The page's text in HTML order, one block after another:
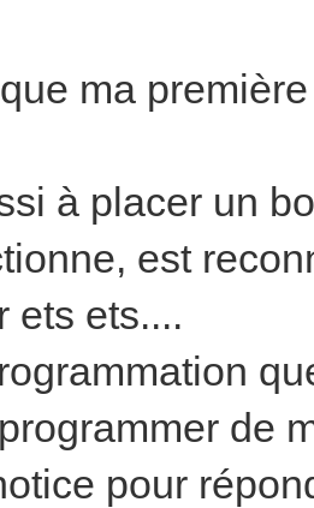
ma
à placer un
est
ets ets....
de
pour